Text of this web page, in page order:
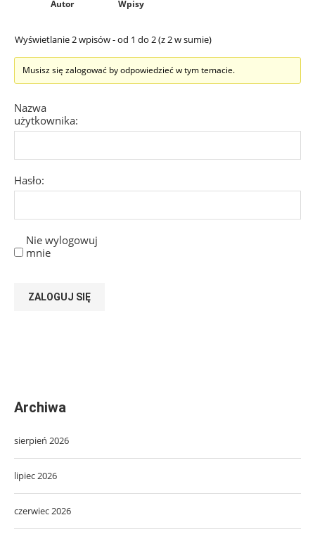
Autor Wpisy
Wyświetlanie 2 wpisów - od 1 do 2 (z 2 w sumie)
Musisz się zalogować by odpowiedzieć w tym temacie.
Nazwa
użytkownika:
Hasło:
Nie wylogowuj
mnie
ZALOGUJ SIĘ
Archiwa
sierpień 2026
lipiec 2026
czerwiec 2026